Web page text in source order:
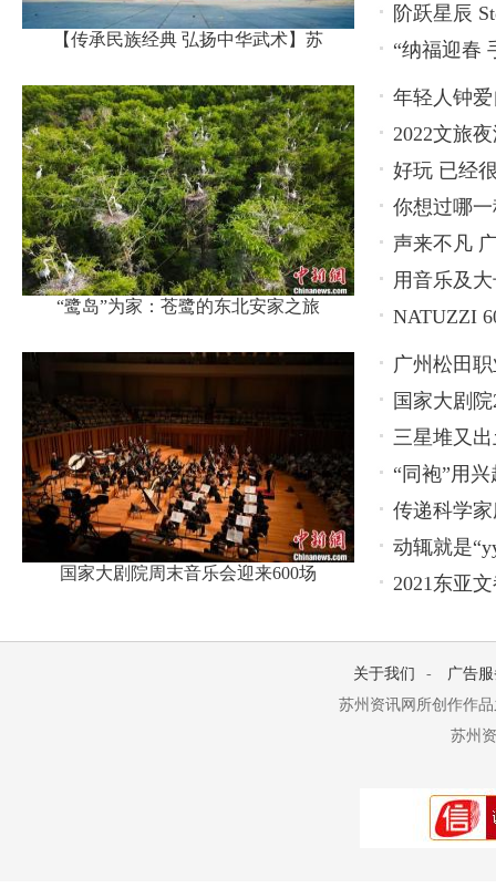
【传承民族经典 弘扬中华武术】苏
——智能赋
阶跃星辰
“纳福迎春
“鹭岛”为家：苍鹭的东北安家之旅
年轻人钟
2022文旅
博览会
好玩 已经
你想过哪
声来不凡
用音乐及
NATUZZI
国家大剧院周末音乐会迎来600场
广州松田
养新模式
国家大剧
三星堆又
“同袍”用
传递科学
动辄就是
2021东亚
关于我们 -
广告
苏州资讯网所创作作
苏州